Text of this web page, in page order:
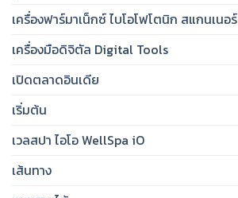
เครื่องฟาร์มาเน็กซ์ ไบโอโฟโตนิก สแกนเนอร์
เครื่องมือดิจิตัล Digital Tools
เปิดตลาดอินเดีย
เริ่มต้น
เวลสปา ไอโอ WellSpa iO
เส้นทาง